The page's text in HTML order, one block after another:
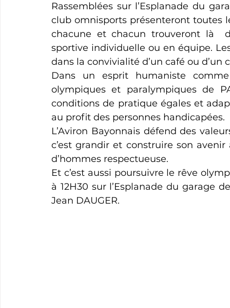
Rassemblées sur l’Esplanade du
club omnisports présenteront toutes
chacune et chacun trouveront là
sportive individuelle ou en équipe.
dans la convivialité d’un café ou d’un
Dans un esprit humaniste
olympiques et paralympiques de
conditions de pratique égales et
au profit des personnes handicapées.
L’Aviron Bayonnais défend des
c’est grandir et construire son
d’hommes respectueuse.
Et c’est aussi poursuivre le rêve
à 12H30 sur l’Esplanade du garage
Jean DAUGER.